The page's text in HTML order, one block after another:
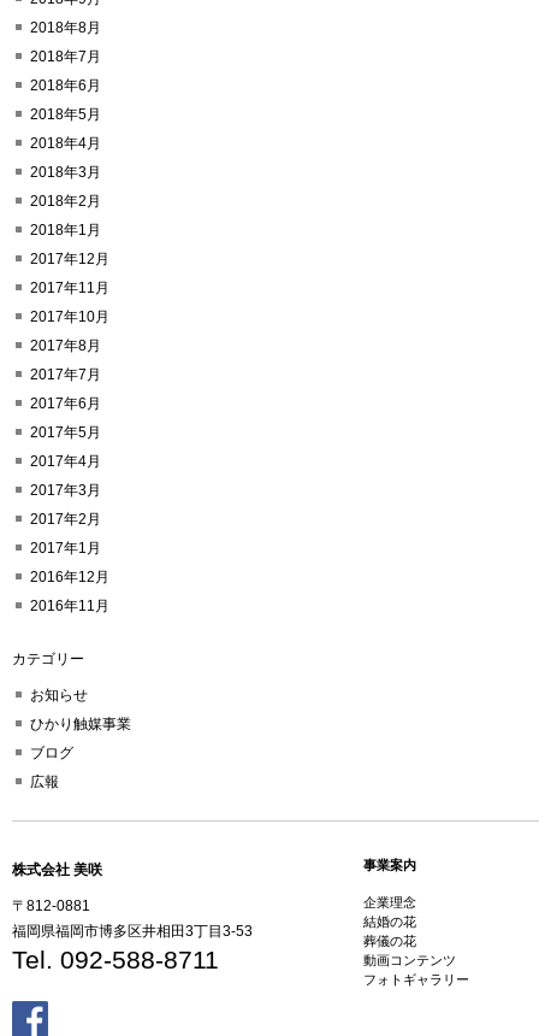
2018年8月
2018年7月
2018年6月
2018年5月
2018年4月
2018年3月
2018年2月
2018年1月
2017年12月
2017年11月
2017年10月
2017年8月
2017年7月
2017年6月
2017年5月
2017年4月
2017年3月
2017年2月
2017年1月
2016年12月
2016年11月
カテゴリー
お知らせ
ひかり触媒事業
ブログ
広報
株式会社 美咲
〒812-0881
福岡県福岡市博多区井相田3丁目3-53
Tel. 092-588-8711
事業案内
企業理念
結婚の花
葬儀の花
動画コンテンツ
フォトギャラリー